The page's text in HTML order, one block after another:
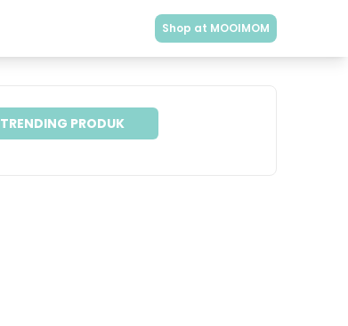
Shop at MOOIMOM
TRENDING PRODUK